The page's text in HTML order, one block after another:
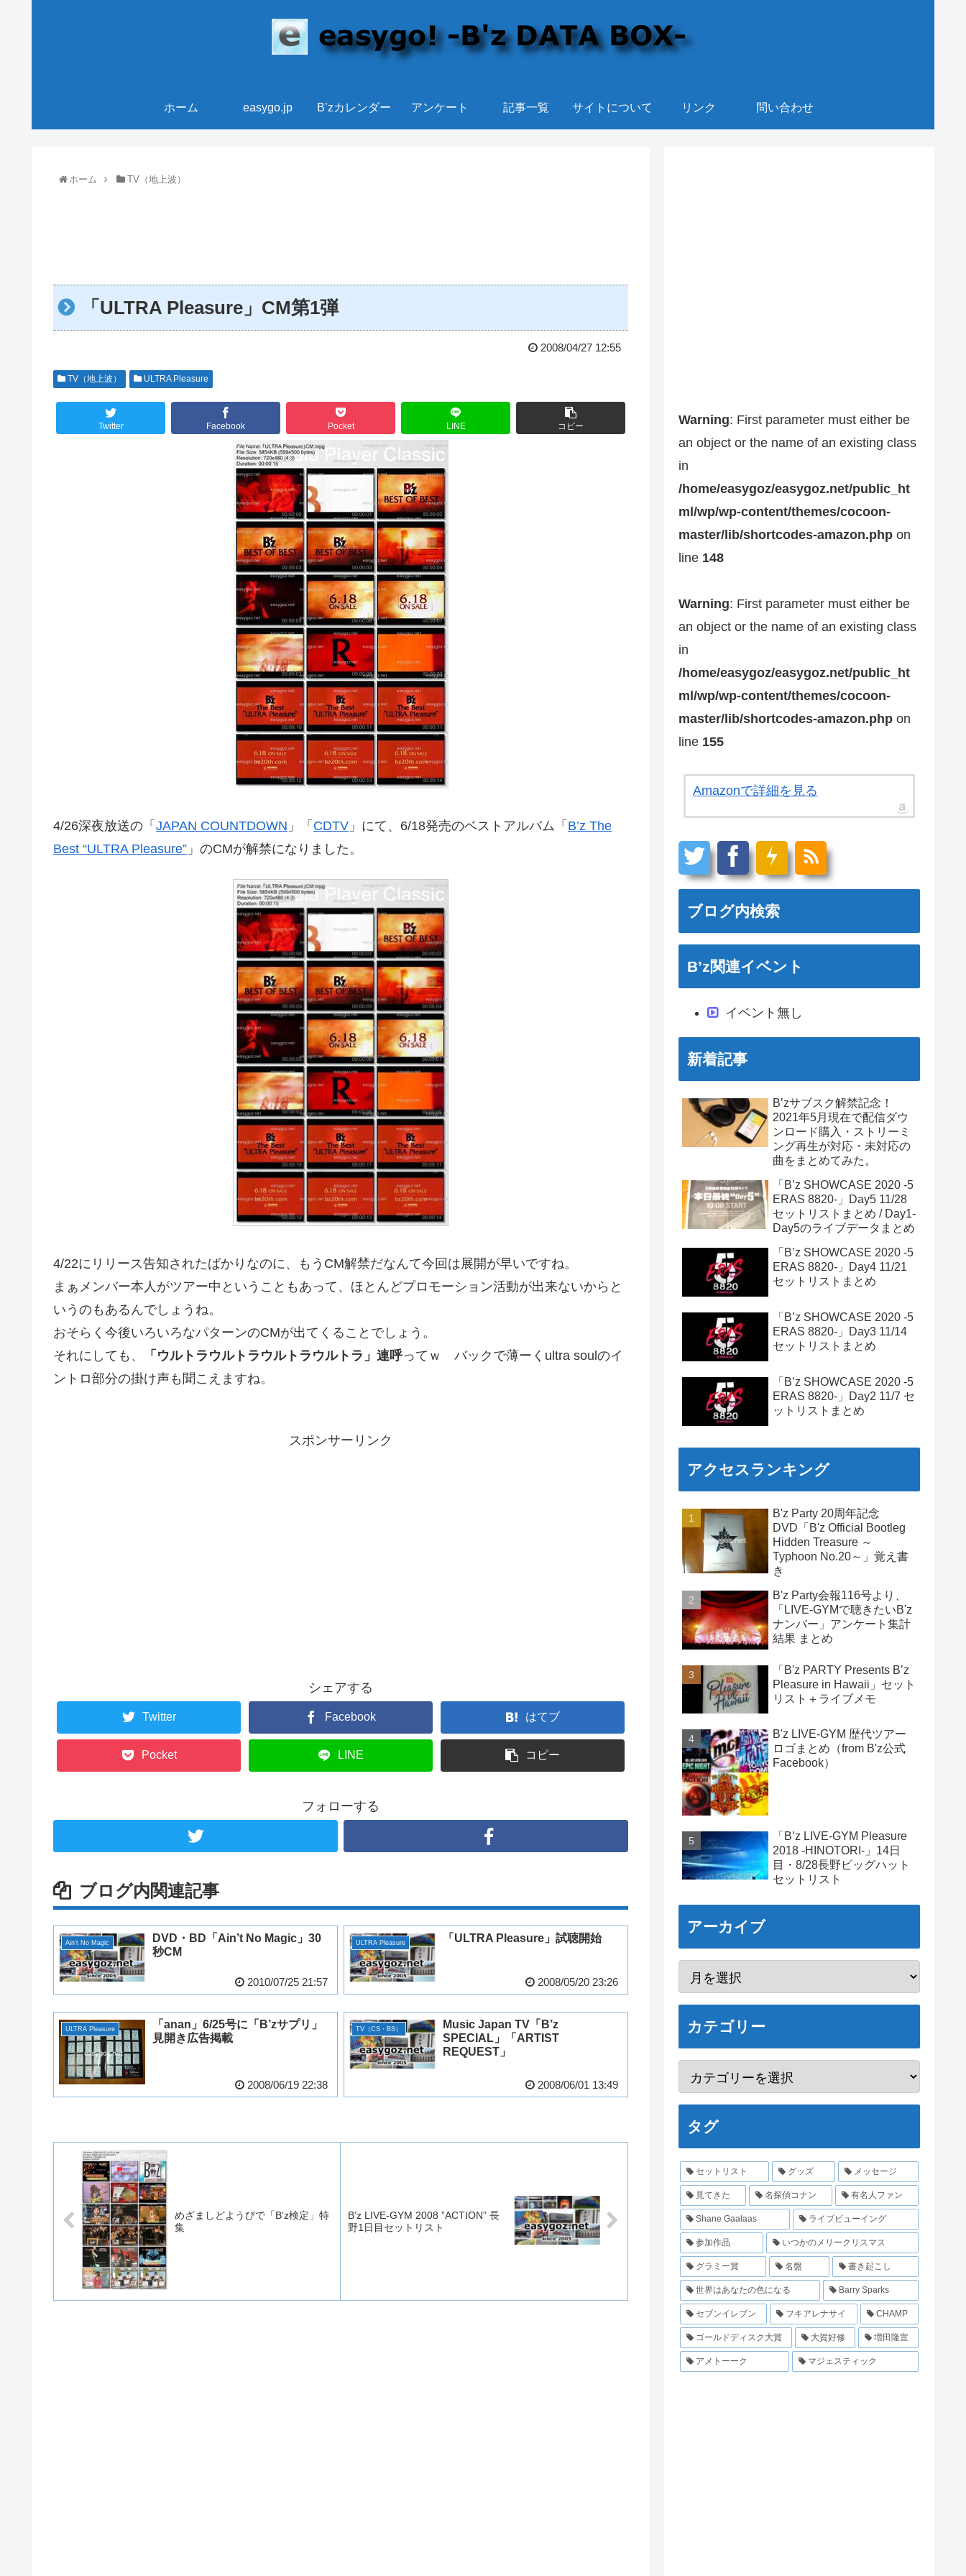
ホーム easygo.jp B’zカレンダー アンケート 記事一覧 サイトについて リンク 問い合わせ
ホーム TV（地上波）
「ULTRA Pleasure」CM第1弾
2008/04/27 12:55
TV（地上波） ULTRA Pleasure
Twitter Facebook Pocket LINE コピー
4/26深夜放送の「 JAPAN COUNTDOWN 」「 CDTV 」にて、6/18発売のベストアルバム「 B’z The
Best “ULTRA Pleasure” 」のCMが解禁になりました。
4/22にリリース告知されたばかりなのに、もうCM解禁だなんて今回は展開が早いですね。
まぁメンバー本人がツアー中ということもあって、ほとんどプロモーション活動が出来ないからと
いうのもあるんでしょうね。
おそらく今後いろいろなパターンのCMが出てくることでしょう。
それにしても、
「ウルトラウルトラウルトラウルトラ」連呼ってｗ バックで薄ーくultra soulのイ
ントロ部分の掛け声も聞こえますね。
スポンサーリンク
シェアする
Twitter Facebook はてブ
Pocket LINE コピー
フォローする
ブログ内関連記事
Ain't No Magic
DVD・BD「Ain’t No Magic」30
秒CM
2010/07/25 21:57
ULTRA Pleasure 「ULTRA Pleasure」試聴開始
2008/05/20 23:26
ULTRA Pleasure
「anan」6/25号に「B’zサプリ」
見開き広告掲載
2008/06/19 22:38
TV（CS・BS）
Music Japan TV「B’z
SPECIAL」「ARTIST
REQUEST」
2008/06/01 13:49
めざましどようびで「B’z検定」特
集
B’z LIVE-GYM 2008 ”ACTION” 長
野1日目セットリスト
Warning: First parameter must either be
an object or the name of an existing class
in
/home/easygoz/easygoz.net/public_ht
ml/wp/wp-content/themes/cocoon-
master/lib/shortcodes-amazon.php on
line 148
Warning: First parameter must either be
an object or the name of an existing class
in
/home/easygoz/easygoz.net/public_ht
ml/wp/wp-content/themes/cocoon-
master/lib/shortcodes-amazon.php on
line 155
Amazonで詳細を見る
ブログ内検索
B’z関連イベント
イベント無し
新着記事
B’zサブスク解禁記念！
2021年5月現在で配信ダウ
ンロード購入・ストリーミ
ング再生が対応・未対応の
曲をまとめてみた。
「B’z SHOWCASE 2020 -5
ERAS 8820-」Day5 11/28
セットリストまとめ / Day1-
Day5のライブデータまとめ
「B’z SHOWCASE 2020 -5
ERAS 8820-」Day4 11/21
セットリストまとめ
「B’z SHOWCASE 2020 -5
ERAS 8820-」Day3 11/14
セットリストまとめ
「B’z SHOWCASE 2020 -5
ERAS 8820-」Day2 11/7 セ
ットリストまとめ
アクセスランキング
B'z Party 20周年記念
DVD「B'z Official Bootleg
Hidden Treasure ～
Typhoon No.20～」覚え書
き
B'z Party会報116号より、
「LIVE-GYMで聴きたいB'z
ナンバー」アンケート集計
結果 まとめ
「B'z PARTY Presents B’z
Pleasure in Hawaii」セット
リスト＋ライブメモ
B'z LIVE-GYM 歴代ツアー
ロゴまとめ（from B'z公式
Facebook）
「B’z LIVE-GYM Pleasure
2018 -HINOTORI-」14日
目・8/28長野ビッグハット
セットリスト
アーカイブ
カテゴリー
タグ
セットリスト グッズ メッセージ
見てきた 名探偵コナン 有名人ファン
Shane Gaalaas ライブビューイング
参加作品 いつかのメリークリスマス
グラミー賞 名盤 書き起こし
世界はあなたの色になる Barry Sparks
セブンイレブン フキアレナサイ CHAMP
ゴールドディスク大賞 大賀好修 増田隆宣
アメトーーク マジェスティック